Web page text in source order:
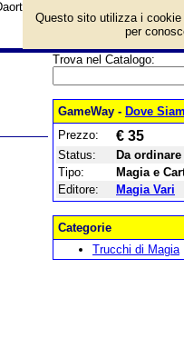
- Cartomagia
Trova nel Catalogo:
GameWay - Dove
Prezzo:
€ 35
Status:
Da ordinare
Tipo:
Magia e
Editore:
Magia Vari
Categorie
Trucchi di Magia
Questo sito utilizza i
per